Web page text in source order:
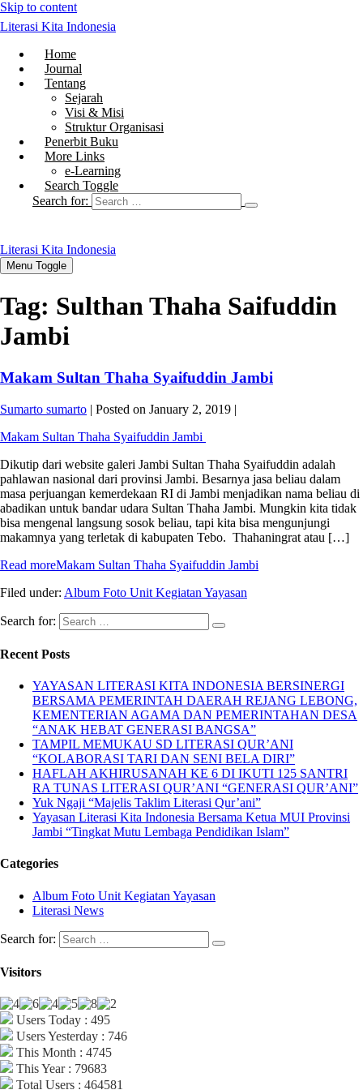
Skip to content
Literasi Kita Indonesia
Home
Journal
Tentang
Sejarah
Visi & Misi
Struktur Organisasi
Penerbit Buku
More Links
e-Learning
Search Toggle
Search for:
Literasi Kita Indonesia
Menu Toggle
Tag: Sulthan Thaha Saifuddin
Jambi
Makam Sultan Thaha Syaifuddin Jambi
Sumarto sumarto | Posted on January 2, 2019 |
Makam Sultan Thaha Syaifuddin Jambi
Dikutip dari website galeri Jambi Sultan Thaha Syaifuddin adalah
pahlawan nasional dari provinsi Jambi. Besarnya jasa beliau dalam
masa perjuangan kemerdekaan RI di Jambi menjadikan nama beliau di
abadikan untuk bandar udara Sultan Thaha Jambi. Mungkin kita tidak
bisa mengenal langsung sosok beliau, tapi kita bisa mengunjungi
makamnya yang terletak di kabupaten Tebo. Thahaningrat atau […]
Read moreMakam Sultan Thaha Syaifuddin Jambi
Filed under: Album Foto Unit Kegiatan Yayasan
Search for:
Recent Posts
YAYASAN LITERASI KITA INDONESIA BERSINERGI
BERSAMA PEMERINTAH DAERAH REJANG LEBONG,
KEMENTERIAN AGAMA DAN PEMERINTAHAN DESA
“ANAK HEBAT GENERASI BANGSA”
TAMPIL MEMUKAU SD LITERASI QUR’ANI
“KOLABORASI TARI DAN SENI BELA DIRI”
HAFLAH AKHIRUSANAH KE 6 DI IKUTI 125 SANTRI
RA TUNAS LITERASI QUR’ANI “GENERASI QUR’ANI”
Yuk Ngaji “Majelis Taklim Literasi Qur’ani”
Yayasan Literasi Kita Indonesia Bersama Ketua MUI Provinsi
Jambi “Tingkat Mutu Lembaga Pendidikan Islam”
Categories
Album Foto Unit Kegiatan Yayasan
Literasi News
Search for:
Visitors
Users Today : 495
Users Yesterday : 746
This Month : 4745
This Year : 79683
Total Users : 464581